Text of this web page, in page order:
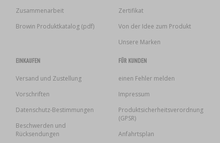
Zusammenarbeit
Browin Produktkatalog (pdf)
Zertifikat
Von der Idee zum Produkt
Unsere Marken
EINKAUFEN
Versand und Zustellung
Vorschriften
Datenschutz-Bestimmungen
Beschwerden und
Rücksendungen
FÜR KUNDEN
einen Fehler melden
Impressum
Produktsicherheitsverordnung
(GPSR)
Anfahrtsplan